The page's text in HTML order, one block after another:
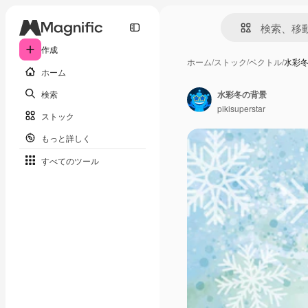
作成
ホーム
検索
ストック
もっと詳しく
すべてのツール
ホーム/ストック/ベクトル/水彩
水彩冬の背景
pikisuperstar